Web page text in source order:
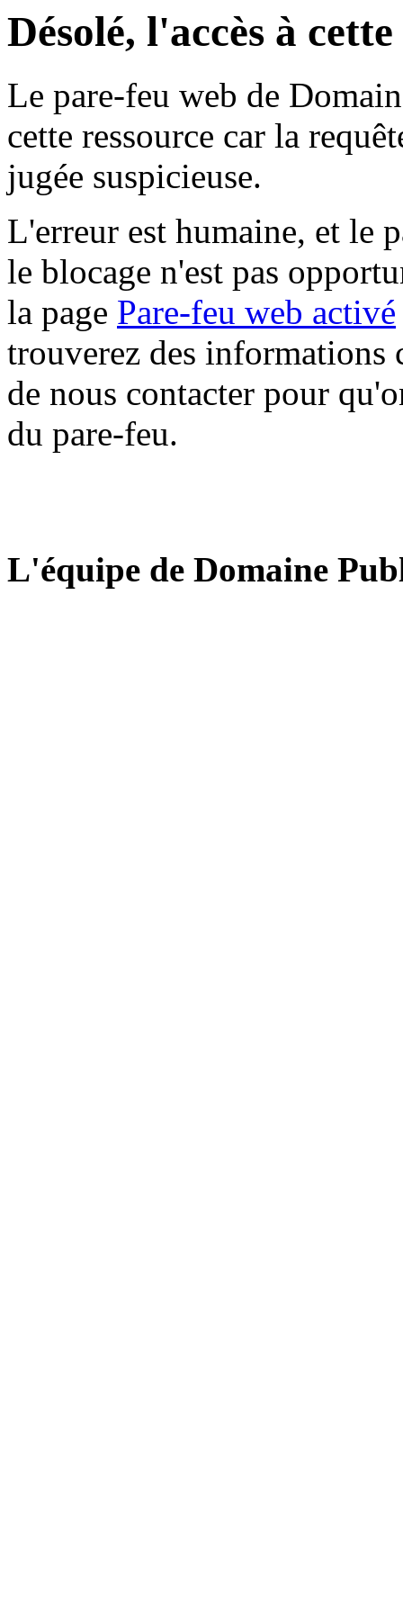
Désolé, l'accès à
Le pare-feu web de
cette ressource car la
jugée suspicieuse.
L'erreur est humaine, et le
le blocage n'est pas
la page Pare-feu web activé
trouverez des informations
de nous contacter pour
du pare-feu.
L'équipe de Domaine